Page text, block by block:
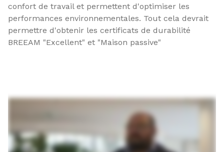
confort de travail et permettent d'optimiser les
performances environnementales. Tout cela devrait
permettre d'obtenir les certificats de durabilité
BREEAM "Excellent" et "Maison passive"